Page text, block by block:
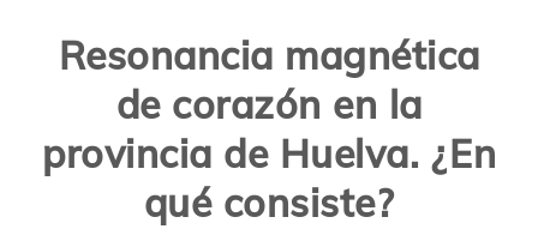
Resonancia magnética
de corazón en la
provincia de Huelva. ¿En
qué consiste?